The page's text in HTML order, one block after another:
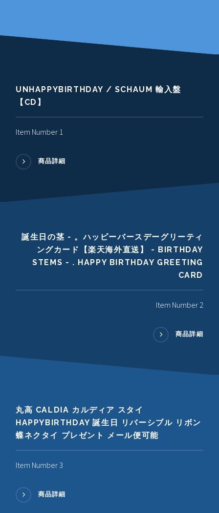
UNHAPPYBIRTHDAY / SCHAUM 輸入盤
【CD】
Item Number 1
商品詳細
誕生日の茎 - 。ハッピーバースデーグリーティ
ングカード【楽天海外直送】 - BIRTHDAY
STEMS - . HAPPY BIRTHDAY GREETING
CARD
Item Number 2
商品詳細
丸高 CALDIA カルディア スタイ
HAPPYBIRTHDAY 誕生日 リバーシブル リボン
蝶ネクタイ プレゼント メール便可能
Item Number 3
商品詳細